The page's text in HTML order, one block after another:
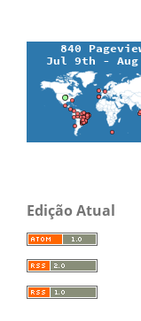
Edição Atual